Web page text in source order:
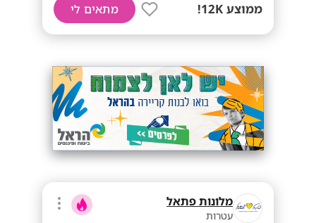
ממוצע 12K! מתאים לי
מלונות פתאל
עטרות